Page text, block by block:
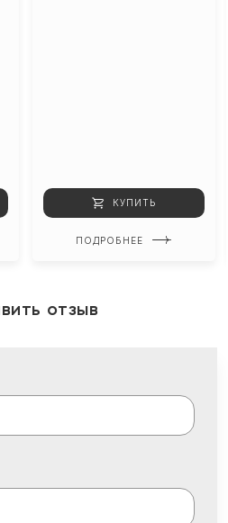
КУПИТЬ
ПОДРОБНЕЕ
отзыв